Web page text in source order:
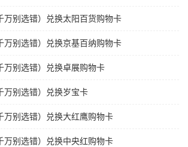
万别选错）兑换太阳百货购物卡
万别选错）兑换京基百纳购物卡
万别选错）兑换卓展购物卡
万别选错）兑换岁宝卡
万别选错）兑换大红鹰购物卡
万别选错）兑换中央红购物卡